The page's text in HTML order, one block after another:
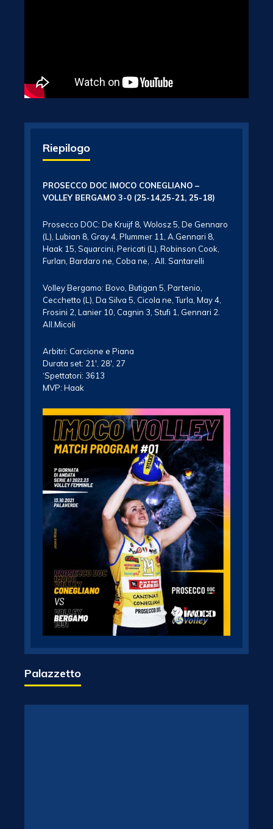
Riepilogo
PROSECCO DOC IMOCO CONEGLIANO –
VOLLEY BERGAMO 3-0 (25-14,25-21, 25-18)
Prosecco DOC: De Kruijf 8, Wolosz 5, De Gennaro
(L), Lubian 8, Gray 4, Plummer 11, A.Gennari 8,
Haak 15, Squarcini, Pericati (L), Robinson Cook,
Furlan, Bardaro ne, Coba ne, . All. Santarelli
Volley Bergamo: Bovo, Butigan 5, Partenio,
Cecchetto (L), Da Silva 5, Cicola ne, Turla, May 4,
Frosini 2, Lanier 10, Cagnin 3, Stufi 1, Gennari 2.
All.Micoli
Arbitri: Carcione e Piana
Durata set: 21′, 28′, 27
‘Spettatori: 3613
MVP: Haak
Palazzetto